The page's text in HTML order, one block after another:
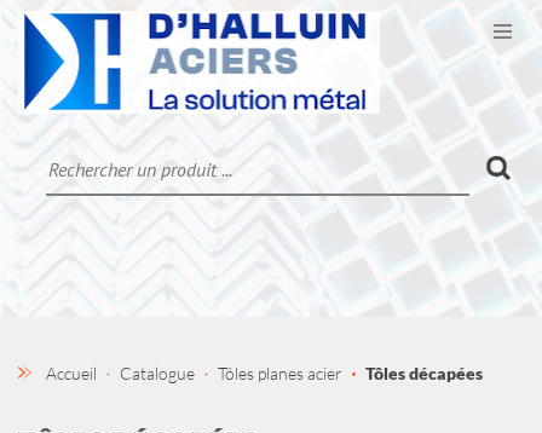
CATALOGUE
LA SOCIÉTÉ
CONTACT
Accueil Catalogue Tôles planes acier Tôles décapées